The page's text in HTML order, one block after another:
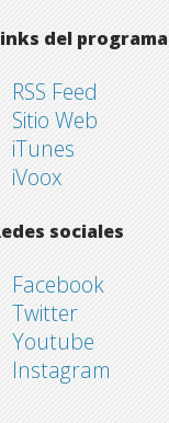
del programa
RSS Feed
Sitio Web
iTunes
iVoox
sociales
Facebook
Twitter
Youtube
Instagram